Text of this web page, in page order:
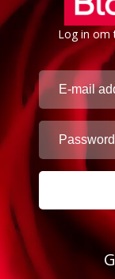
Log in om